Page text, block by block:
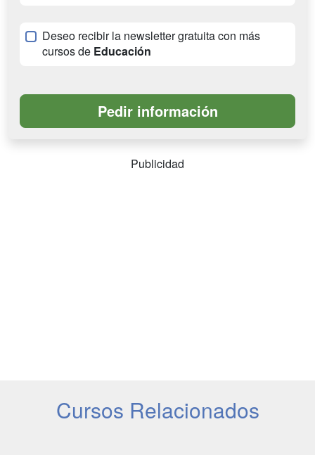
Deseo recibir la newsletter gratuita con más
cursos de Educación
Publicidad
Cursos Relacionados